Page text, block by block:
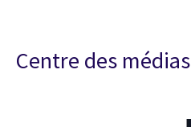
Centre des médias